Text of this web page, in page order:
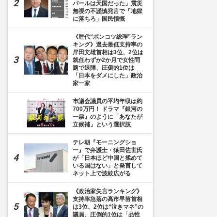
パールは天国だった」震災
無視の不謹慎発言で「地獄
に落ちろ」国民憤慨
《歴代“ポンコツ総理”ラン
キング》過去最低支持率の
岸田文雄首相は3位、2位は
就任わずか2か月で女性問
題で退陣、圧倒的1位は
「日本をダメにした」政治
家一家
市議会議員の平均年収は約
700万円！ ドラマ『銀河の
一票』のように「あなたが
立候補」という選択肢
テレ朝『モーニングショ
ー』で弁護士・猿田佐世氏
が「日本ほど中国と揉めて
いる国はない」と発言して
ネット上で波紋広がる
《政治家失言ランキング》
支持率急落の高市早苗首相
は3位、2位は“泣きマネ”の
議員、圧倒的1位は「品性